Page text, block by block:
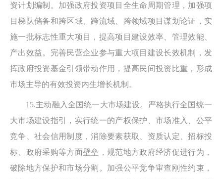
资计划编制。加强政府投资项目全生命周期管理，加强项
目梯队储备和跨区域、跨流域、跨领域项目谋划论证，实
施一批标志性重大项目，提高项目建设效率、管理效能、
产出效益。完善民营企业参与重大项目建设长效机制，发
挥政府投资基金引领带动作用，提高民间投资比重，形成
市场主导的有效投资内生增长机制。
15.主动融入全国统一大市场建设。严格执行全国统一
大市场建设指引，实行统一的产权保护、市场准入、公平
竞争、社会信用制度，消除要素获取、资质认定、招标投
标、政府采购等方面壁垒，规范地方政府经济促进行为，
破除地方保护和市场分割。加强公平竞争审查刚性约束，